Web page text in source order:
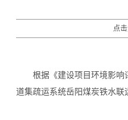
点
根据《建设项目环境影
道集疏运系统岳阳煤炭铁水